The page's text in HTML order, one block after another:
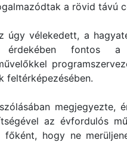
a rövid távú
úgy vélekedett, a
fontos a
feltérképezésében.
megjegyezte,
az évfordulós
főként, hogy ne